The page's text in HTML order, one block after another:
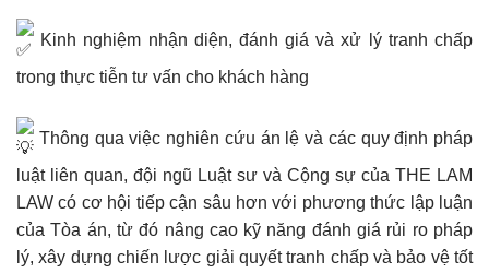
Kinh nghiệm nhận diện, đánh giá và xử lý tranh chấp
trong thực tiễn tư vấn cho khách hàng
Thông qua việc nghiên cứu án lệ và các quy định pháp
luật liên quan, đội ngũ Luật sư và Cộng sự của THE LAM
LAW có cơ hội tiếp cận sâu hơn với phương thức lập luận
của Tòa án, từ đó nâng cao kỹ năng đánh giá rủi ro pháp
lý, xây dựng chiến lược giải quyết tranh chấp và bảo vệ tốt